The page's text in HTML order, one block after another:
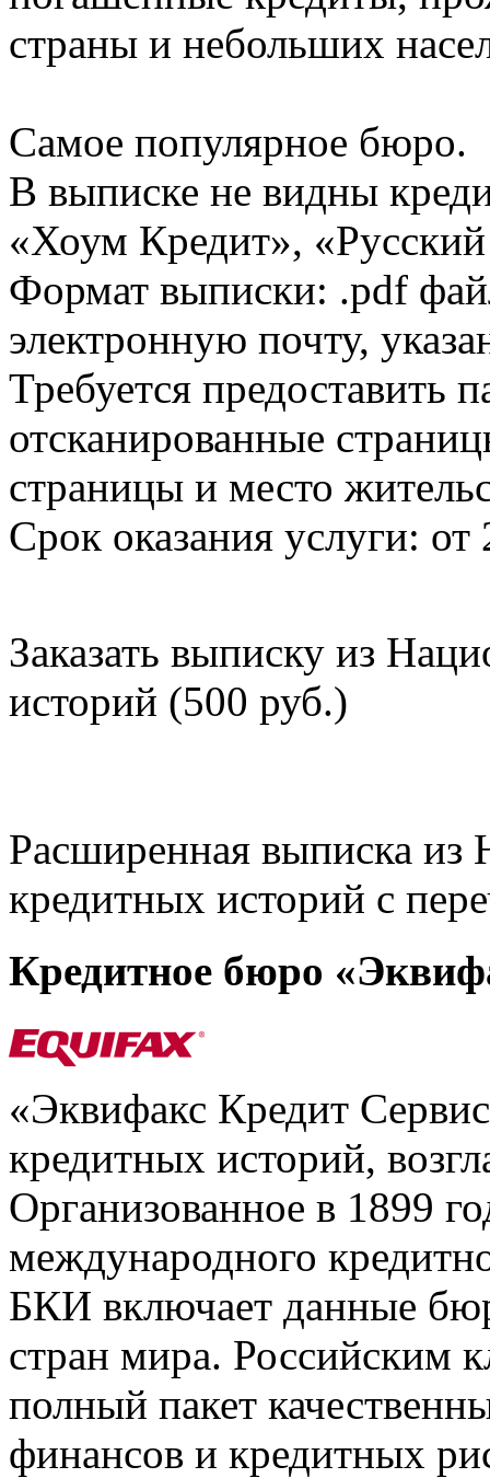
страны и небольших
Самое популярное бюро.
В выписке не видны
«Хоум Кредит»,
Формат выписки: .pdf
электронную почту,
Требуется предоставить
отсканированные
страницы и место
Срок оказания услуги: от
Заказать выписку из
историй (500 руб.)
Расширенная выписка из
кредитных историй с
Кредитное бюро
«Эквифакс Кредит
кредитных историй,
Организованное в 1899
международного
БКИ включает данные
стран мира. Российским
полный пакет
финансов и кредитных